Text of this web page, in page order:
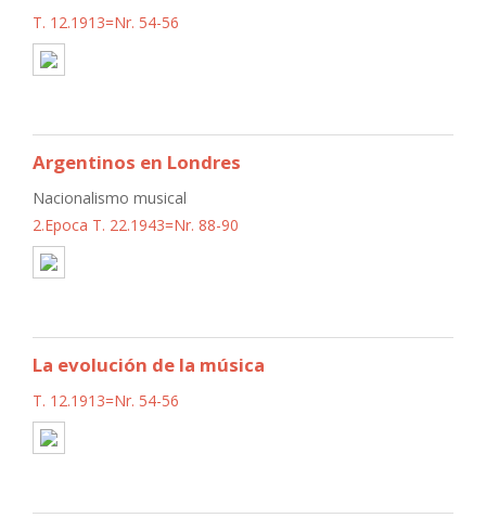
T. 12.1913=Nr. 54-56
Argentinos en Londres
Nacionalismo musical
2.Epoca T. 22.1943=Nr. 88-90
La evolución de la música
T. 12.1913=Nr. 54-56